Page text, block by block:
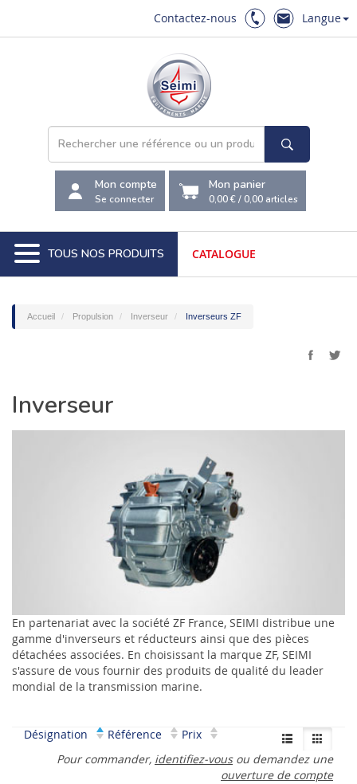
Contactez-nous Langue
Mon compte
Se connecter
Mon panier
0,00 €/0,00 articles
TOUS NOS PRODUITS CATALOGUE
Accueil Propulsion Inverseur Inverseurs ZF
Inverseur
En partenariat avec la société ZF France, SEIMI distribue une
gamme d'inverseurs et réducteurs ainsi que des pièces
détachées associées. En choisissant la marque ZF, SEIMI
s'assure de vous fournir des produits de qualité du leader
mondial de la transmission marine.
Désignation Référence
Prix
Pour commander, identifiez-vousou demandez une
ouverture de compte